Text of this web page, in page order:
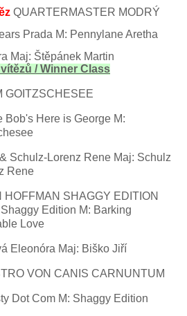
QUARTERMASTER MODRÝ
Prada M: PennylaneAretha
Štěpánek Martin
/Winner Class
GOITZSCHESEE
Bob's Here is George M:
Schulz-Lorenz Rene Maj: Schulz
Rene
SHAGGY EDITION
Edition M: Barking
Love
Maj: Biško Jiří
VON CANIS CARNUNTUM
Dot Com M: Shaggy Edition